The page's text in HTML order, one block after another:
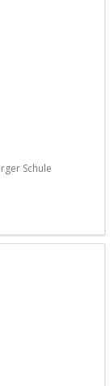
Schule